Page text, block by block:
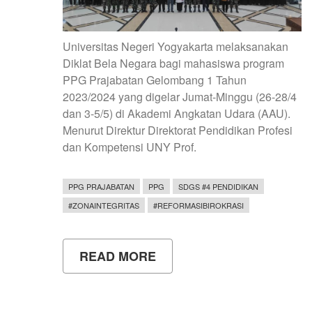
Universitas Negeri Yogyakarta melaksanakan
Diklat Bela Negara bagi mahasiswa program
PPG Prajabatan Gelombang 1 Tahun
2023/2024 yang digelar Jumat-Minggu (26-28/4
dan 3-5/5) di Akademi Angkatan Udara (AAU).
Menurut Direktur Direktorat Pendidikan Profesi
dan Kompetensi UNY Prof.
PPG PRAJABATAN PPG
SDGS #4 PENDIDIKAN
#ZONAINTEGRITAS
#REFORMASIBIROKRASI
READ MORE
DIKLAT